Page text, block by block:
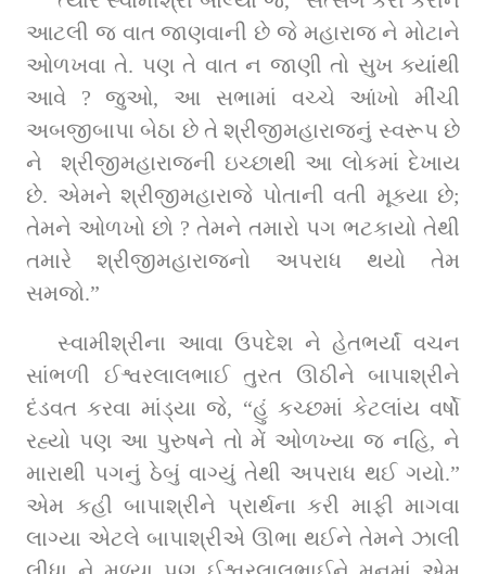
આટલી જ વાત જાણવાની છે જે મહારાજ ને મોટાને
ઓળખવા તે. પણ તે વાત ન જાણી તો સુખ ક્યાંથી
આવે ? જુઓ, આ સભામાં વચ્ચે આંખો મીંચી
અબજીબાપા બેઠા છે તે શ્રીજીમહારાજનું સ્વરૂપ છે
ને  શ્રીજીમહારાજની ઇચ્છાથી આ લોકમાં દેખાય
છે. એમને શ્રીજીમહારાજે પોતાની વતી મૂક્યા છે;
તેમને ઓળખો છો ? તેમને તમારો પગ ભટકાયો તેથી
તમારે શ્રીજીમહારાજનો અપરાધ થયો તેમ
સમજો.”
સ્વામીશ્રીના આવા ઉપદેશ ને હેતભર્યાં વચન
સાંભળી ઈશ્વરલાલભાઈ તુરત ઊઠીને બાપાશ્રીને
દંડવત કરવા માંડ્યા જે, “હું કચ્છમાં કેટલાંય વર્ષો
રહ્યો પણ આ પુરુષને તો મેં ઓળખ્યા જ નહિ, ને
મારાથી પગનું ઠેબું વાગ્યું તેથી અપરાધ થઈ ગયો.”
એમ કહી બાપાશ્રીને પ્રાર્થના કરી માફી માગવા
લાગ્યા એટલે બાપાશ્રીએ ઊભા થઈને તેમને ઝાલી